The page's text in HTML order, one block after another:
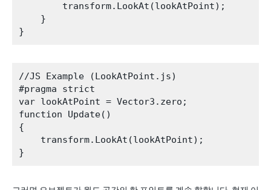
        transform.LookAt(lookAtPoint);
    }
//JS Example (LookAtPoint.js)
#pragma strict
var lookAtPoint = Vector3.zero;
function Update()
{
    transform.LookAt(lookAtPoint);